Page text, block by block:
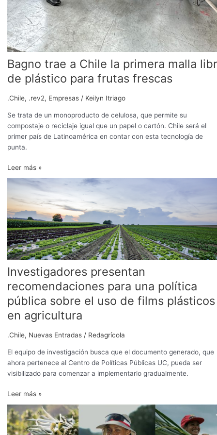
Bagno trae a Chile la primera malla
de plástico para frutas frescas
.Chile, .rev2, Empresas / Keilyn Itriago
Se trata de un monoproducto de celulosa, que permite su
compostaje o reciclaje igual que un papel o cartón. Chile será el
primer país de Latinoamérica en contar con esta tecnología de
punta.
Leer más »
Investigadores presentan
recomendaciones para una política
pública sobre el uso de films plásticos
en agricultura
.Chile, Nuevas Entradas / Redagrícola
El equipo de investigación busca que el documento generado, que
ahora pertenece al Centro de Políticas Públicas UC, pueda ser
visibilizado para comenzar a implementarlo gradualmente.
Investigadores
recomendaciones
para
una
política
pública
sobre
el
de
films
plásticos
en
agricultura
Leer más »
Campaña
de
reciclaje